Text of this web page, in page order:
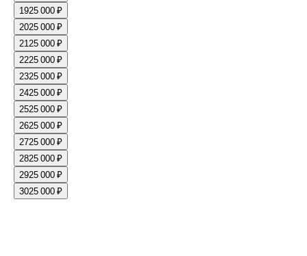
1925 000 ₽
2025 000 ₽
2125 000 ₽
2225 000 ₽
2325 000 ₽
2425 000 ₽
2525 000 ₽
2625 000 ₽
2725 000 ₽
2825 000 ₽
2925 000 ₽
3025 000 ₽